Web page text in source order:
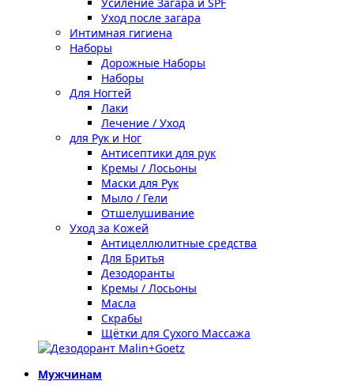
Уход после загара
Интимная гигиена
Наборы
Дорожные Наборы
Наборы
Для Ногтей
Лаки
Лечение / Уход
для Рук и Ног
Антисептики для рук
Кремы / Лосьоны
Маски для Рук
Мыло / Гели
Отшелушивание
Уход за Кожей
Антицеллюлитные средства
Для Бритья
Дезодоранты
Кремы / Лосьоны
Масла
Скрабы
Щётки для Сухого Массажа
Мужчинам